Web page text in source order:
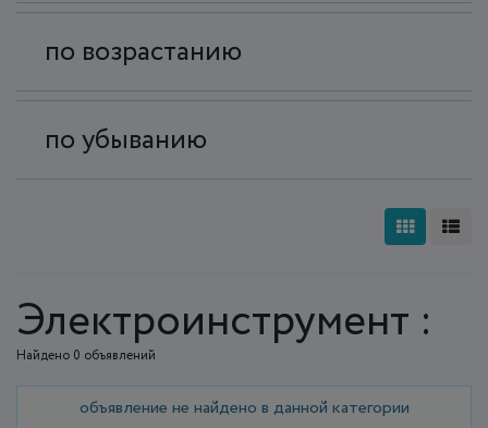
по возрастанию
по убыванию
Электроинструмент :
Найдено 0 объявлений
объявление не найдено в данной категории